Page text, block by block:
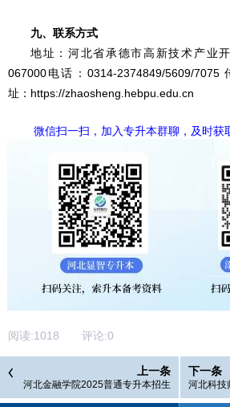
九、联系方式
地址：河北省承德市高新技术产业
067000电话：0314-2374849/5609/7075
址：https://zhaosheng.hebpu.edu.cn
微信扫一扫，加入专升本群聊，及时获
阅读:1018 评论:0
上一条
河北金融学院2025普通专升本招生
简章
下一条
河北科技
本招生章